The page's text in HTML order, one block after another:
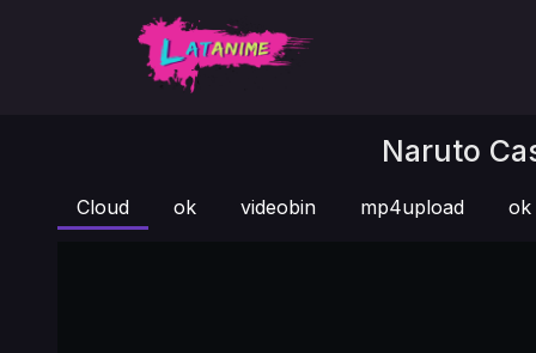
Naruto
Cloud ok videobin mp4upload ok